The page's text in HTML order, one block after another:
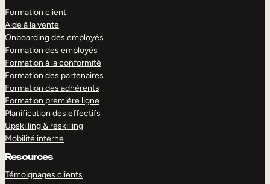
Formation client
Aide à la vente
Onboarding des employés
Formation des employés
Formation à la conformité
Formation des partenaires
Formation des adhérents
Formation première ligne
Planification des effectifs
Upskilling & reskilling
Mobilité interne
Resources
Témoignages clients